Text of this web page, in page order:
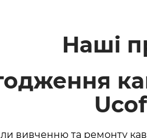
Наші
вивченню та ремонту